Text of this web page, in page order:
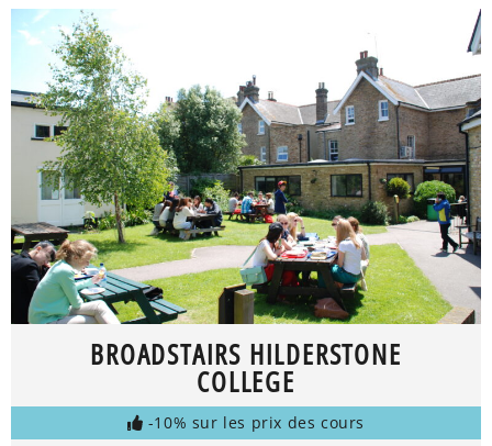
BROADSTAIRS HILDERSTONE
COLLEGE
-10% sur les prix des cours